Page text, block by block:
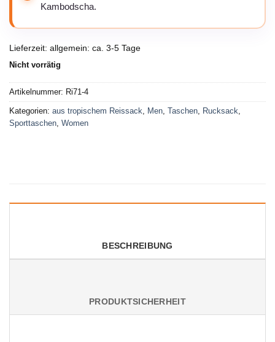
Kambodscha.
Lieferzeit: allgemein: ca. 3-5 Tage
Nicht vorrätig
Artikelnummer: Ri71-4
Kategorien: aus tropischem Reissack, Men, Taschen, Rucksack,
Sporttaschen, Women
BESCHREIBUNG
PRODUKTSICHERHEIT